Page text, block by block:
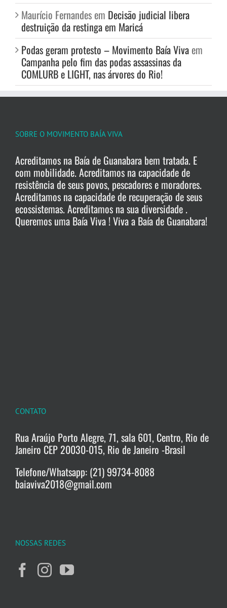
Maurício Fernandes em Decisão judicial libera
destruição da restinga em Maricá
Podas geram protesto – Movimento Baía Viva em
Campanha pelo fim das podas assassinas da
COMLURB e LIGHT, nas árvores do Rio!
SOBRE O MOVIMENTO BAÍA VIVA
Acreditamos na Baía de Guanabara bem tratada. E
com mobilidade. Acreditamos na capacidade de
resistência de seus povos, pescadores e moradores.
Acreditamos na capacidade de recuperação de seus
ecossistemas. Acreditamos na sua diversidade .
Queremos uma Baía Viva ! Viva a Baía de Guanabara!
CONTATO
Rua Araújo Porto Alegre, 71, sala 601, Centro, Rio de
Janeiro CEP 20030-015, Rio de Janeiro -Brasil
Telefone/Whatsapp: (21) 99734-8088
baiaviva2018@gmail.com
NOSSAS REDES